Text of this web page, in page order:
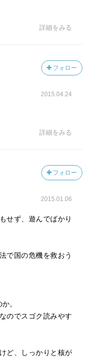
詳細をみる
フォロー
2015.04.24
詳細をみる
フォロー
2015.01.06
せず、遊んでばかり
で国の危機を救おう
。
のでスゴク読みやす
ど、しっかりと核が